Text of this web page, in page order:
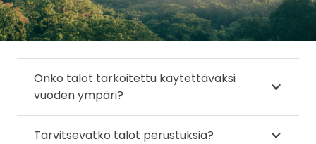
Onko talot tarkoitettu käytettäväksi
vuoden ympäri?
Tarvitsevatko talot perustuksia?